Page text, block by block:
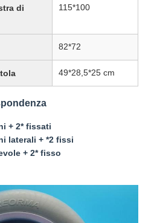
di
115*100
82*72
49*28,5*25 cm
+ 2* fissati
laterali + *2 fissi
+ 2* fisso